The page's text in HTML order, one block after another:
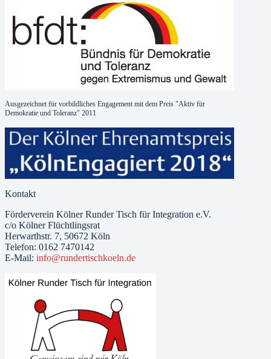
Ausgezeichnet für vorbildliches Engagement mit dem Preis "Aktiv für
Demokratie und Toleranz" 2011
Kontakt
Förderverein Kölner Runder Tisch für Integration e.V.
c/o Kölner Flüchtlingsrat
Herwarthstr. 7, 50672 Köln
Telefon: 0162 7470142
E-Mail: info@rundertischkoeln.de